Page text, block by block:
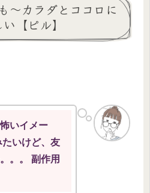
～カラダとココロに
【ピル】
いイメー
いけど、友
。。 副作用